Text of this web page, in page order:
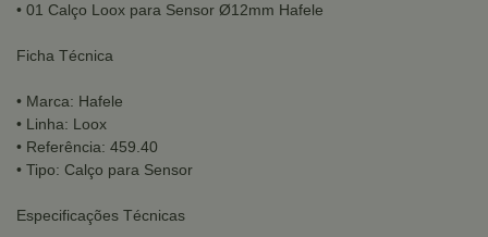
• 01 Calço Loox para Sensor Ø12mm Hafele
Ficha Técnica
• Marca: Hafele
• Linha: Loox
• Referência: 459.40
• Tipo: Calço para Sensor
Especificações Técnicas